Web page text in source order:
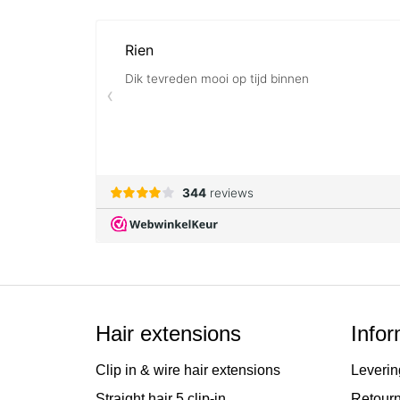
gallerij
Hair extensions
Clip in & wire hair extensions